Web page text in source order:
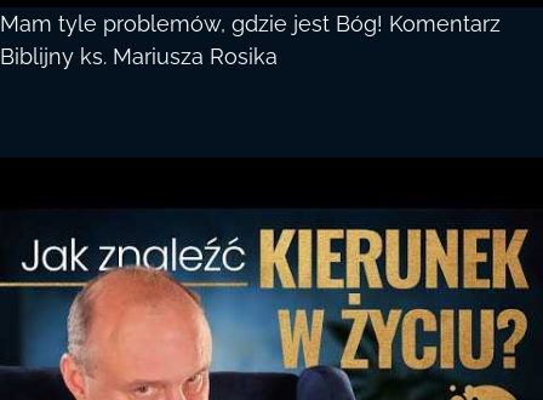
Mam tyle problemów, gdzie jest Bóg! Komentarz
Biblijny ks. Mariusza Rosika